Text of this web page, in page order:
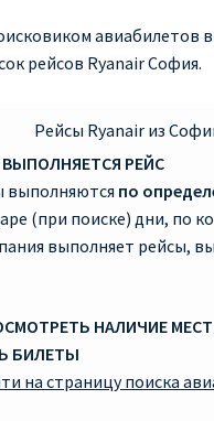
ТАЛОН –
| АВИАБИЛЕТЫ ОТ
авиабилетов
рейсов Ryanair София.
Рейсы Ryanair из
РЕЙС
выполняются по
(при поиске) дни, по
выполняет рейсы,
НАЛИЧИЕ
БИЛЕТЫ
на страницу поиска